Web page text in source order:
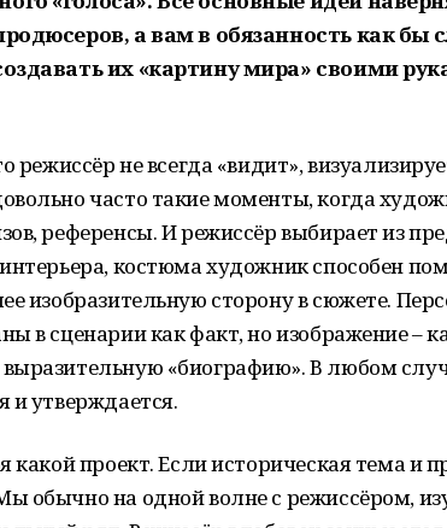
а вам в обязанность как бы
их «картину мира» своими
режиссёр не всегда «видит»,
часто такие моменты, когда
референсы. И режиссёр выбирает из
костюма художник способен
изобразительную сторону в сюжете.
в сценарии как факт, но изображение –
«биографию». В любом
и утверждается.
какой проект. Если историческая тема и
обычно на одной волне с режиссёром,